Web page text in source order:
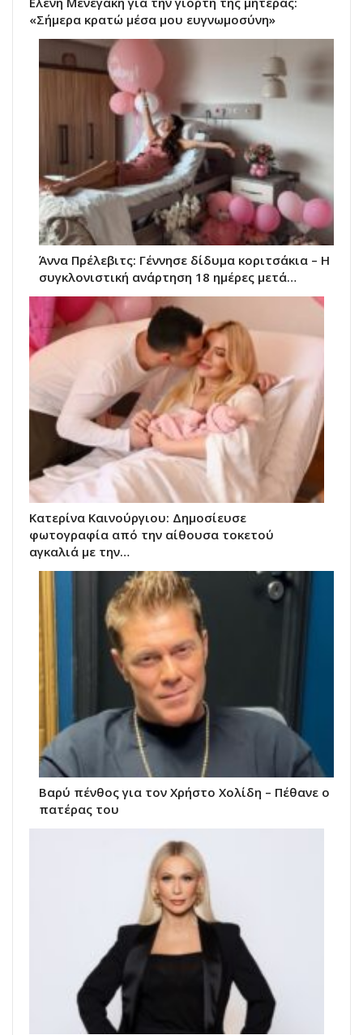
«Σήμερα κρατώ μέσα μου ευγνωμοσύνη»
Άννα Πρέλεβιτς: Γέννησε δίδυμα κοριτσάκια – Η
συγκλονιστική ανάρτηση 18 ημέρες μετά…
Κατερίνα Καινούργιου: Δημοσίευσε
φωτογραφία από την αίθουσα τοκετού
αγκαλιά με την…
Βαρύ πένθος για τον Χρήστο Χολίδη – Πέθανε ο
πατέρας του